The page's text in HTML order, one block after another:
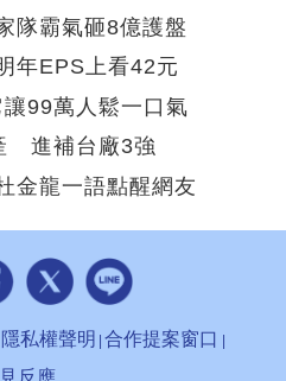
隊霸氣砸8億護盤
年EPS上看42元
99萬人鬆一口氣
進補台廠3強
金龍一語點醒網友
隱私權聲明 合作提案窗口